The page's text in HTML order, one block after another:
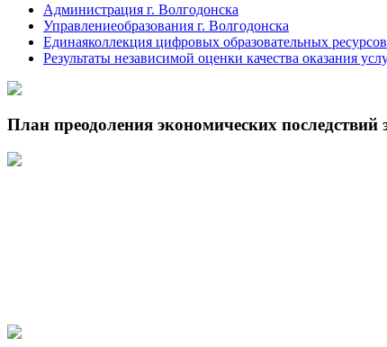
Администрация г. Волгодонска
Управлениеобразования г. Волгодонска
Единаяколлекция цифровых образовательных ресурсов
Результаты независимой оценки качества оказания
План преодоления экономических последствий